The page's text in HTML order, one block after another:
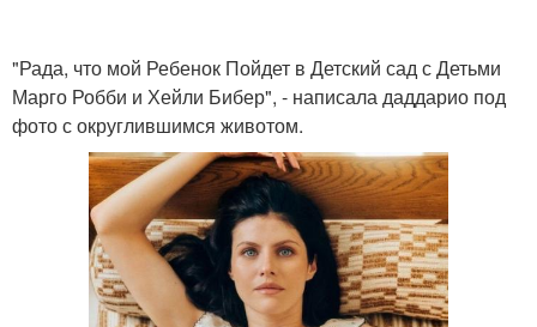
"Рада, что мой Ребенок Пойдет в Детский сад с Детьми
Марго Робби и Хейли Бибер", - написала даддарио под
фото с округлившимся животом.